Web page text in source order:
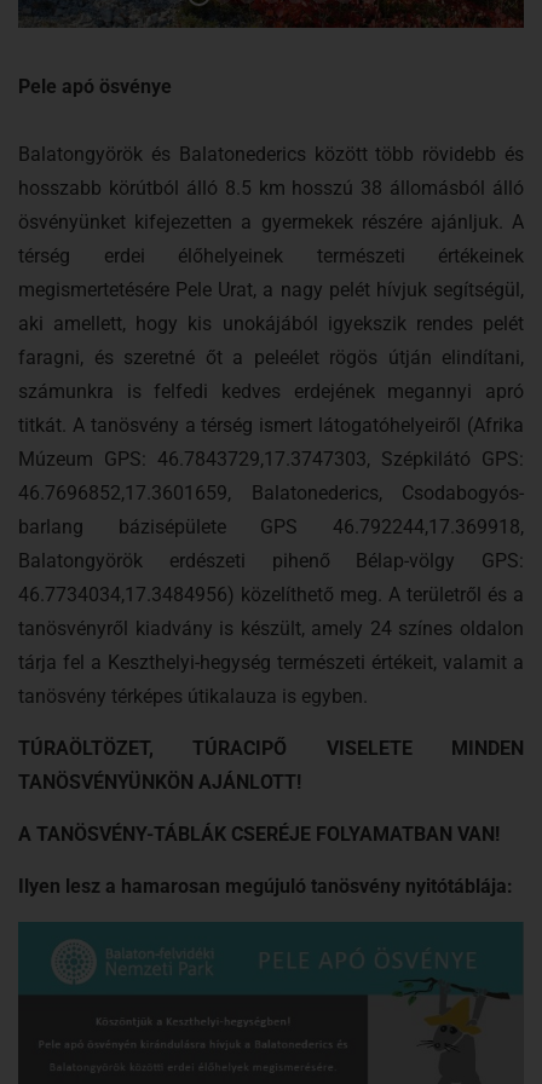
Pele apó ösvénye
Balatongyörök és Balatonederics között több rövidebb és
hosszabb körútból álló 8.5 km hosszú 38 állomásból álló
ösvényünket kifejezetten a gyermekek részére ajánljuk. A
térség erdei élőhelyeinek természeti értékeinek
megismertetésére Pele Urat, a nagy pelét hívjuk segítségül,
aki amellett, hogy kis unokájából igyekszik rendes pelét
faragni, és szeretné őt a peleélet rögös útján elindítani,
számunkra is felfedi kedves erdejének megannyi apró
titkát. A tanösvény a térség ismert látogatóhelyeiről (Afrika
Múzeum GPS: 46.7843729,17.3747303, Szépkilátó GPS:
46.7696852,17.3601659, Balatonederics, Csodabogyós-
barlang bázisépülete GPS 46.792244,17.369918,
Balatongyörök erdészeti pihenő Bélap-völgy GPS:
46.7734034,17.3484956) közelíthető meg. A területről és a
tanösvényről kiadvány is készült, amely 24 színes oldalon
tárja fel a Keszthelyi-hegység természeti értékeit, valamit a
tanösvény térképes útikalauza is egyben.
TÚRAÖLTÖZET, TÚRACIPŐ VISELETE MINDEN
TANÖSVÉNYÜNKÖN AJÁNLOTT!
A TANÖSVÉNY-TÁBLÁK CSERÉJE FOLYAMATBAN VAN!
Ilyen lesz a hamarosan megújuló tanösvény nyitótáblája: